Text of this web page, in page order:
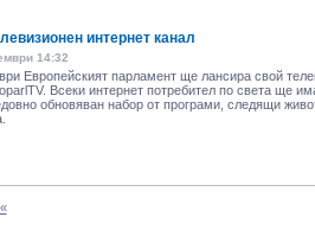
интернет канал
14:32
Европейският парламент ще лансира свой
Всеки интернет потребител по света ще
обновяван набор от програми, следящи